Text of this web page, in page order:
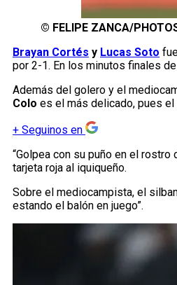
© FELIPE ZANCA/
Brayan Cortés y Lucas Soto
por 2-1. En los minutos finales
Además del golero y el
Colo es el más delicado, pues
+ Seguinos en
“Golpea con su puño en el
tarjeta roja al iquiqueño.
Sobre el mediocampista, el
estando el balón en juego”.